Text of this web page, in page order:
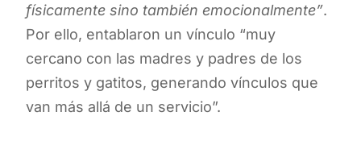
físicamente sino también emocionalmente”.
Por ello, entablaron un vínculo “muy
cercano con las madres y padres de los
perritos y gatitos, generando vínculos que
van más allá de un servicio”.